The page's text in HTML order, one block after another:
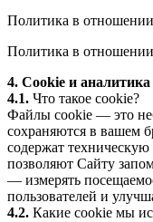
Политика в
Политика в
4. Cookie и аналитика
4.1. Что такое cookie?
Файлы cookie — это
сохраняются в вашем
содержат
позволяют Сайту
— измерять
пользователей и
4.2. Какие cookie мы